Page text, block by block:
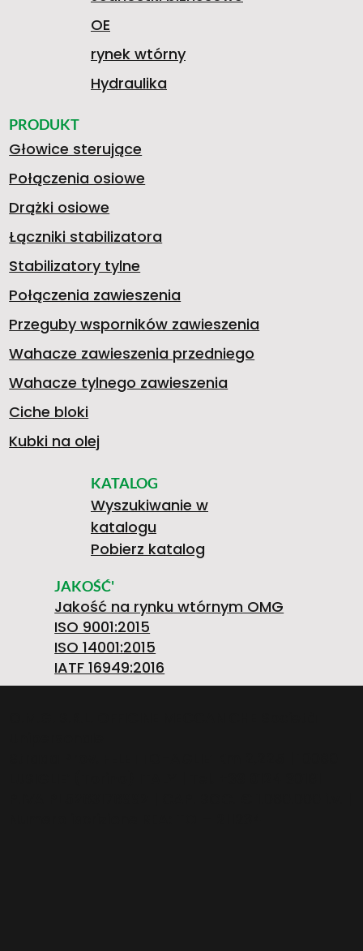
G
5
0
.
5
1
3
6
0
1
A
Q
0
3
8
1
S
O
L
E
J
T
K
A
G
OE
rynek wtórny
Hydraulika
PRODUKT
Głowice sterujące
Połączenia osiowe
Drążki osiowe
Łączniki stabilizatora
Stabilizatory tylne
Połączenia zawieszenia
Przeguby wsporników zawieszenia
Wahacze zawieszenia przedniego
Wahacze tylnego zawieszenia
Ciche bloki
Kubki na olej
KATALOG
Wyszukiwanie w
katalogu
Pobierz katalog
JAKOŚĆ'
Jakość na rynku wtórnym OMG
ISO 9001:2015
ISO 14001:2015
IATF 16949:2016